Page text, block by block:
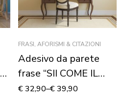
FRASI, AFORISMI & CITAZIONI
Adesivo da parete
frase “SII COME IL
MARE…”
€32,90–€39,90